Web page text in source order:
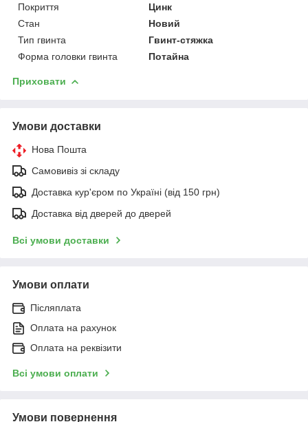
Покриття
Цинк
Стан
Новий
Тип гвинта
Гвинт-стяжка
Форма головки гвинта
Потайна
Приховати
Умови доставки
Нова Пошта
Самовивіз зі складу
Доставка кур'єром по Україні (від 150 грн)
Доставка від дверей до дверей
Всі умови доставки
Умови оплати
Післяплата
Оплата на рахунок
Оплата на реквізити
Всі умови оплати
Умови повернення